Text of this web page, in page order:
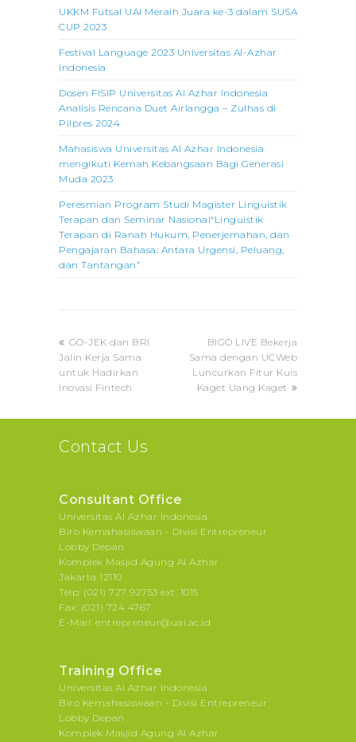
UKKM Futsal UAI Meraih Juara ke-3 dalam SUSA
CUP 2023
Festival Language 2023 Universitas Al-Azhar
Indonesia
Dosen FISIP Universitas Al Azhar Indonesia
Analisis Rencana Duet Airlangga – Zulhas di
Pilpres 2024
Mahasiswa Universitas Al Azhar Indonesia
mengikuti Kemah Kebangsaan Bagi Generasi
Muda 2023
Peresmian Program Studi Magister Linguistik
Terapan dan Seminar Nasional“Linguistik
Terapan di Ranah Hukum, Penerjemahan, dan
Pengajaran Bahasa: Antara Urgensi, Peluang,
dan Tantangan”
previous
post:
GO-JEK dan BRI
Jalin Kerja Sama
untuk Hadirkan
Inovasi Fintech
next
post:
BIGO LIVE Bekerja
Sama dengan UCWeb
Luncurkan Fitur Kuis
Kaget Uang Kaget
Contact Us
Consultant Office
Universitas Al Azhar Indonesia
Biro Kemahasiswaan - Divisi Entrepreneur
Lobby Depan
Komplek Masjid Agung Al Azhar
Jakarta 12110
Telp: (021) 727 92753 ext. 1015
Fax: (021) 724 4767
E-Mail: entrepreneur@uai.ac.id
Training Office
Universitas Al Azhar Indonesia
Biro Kemahasiswaan - Divisi Entrepreneur
Lobby Depan
Komplek Masjid Agung Al Azhar